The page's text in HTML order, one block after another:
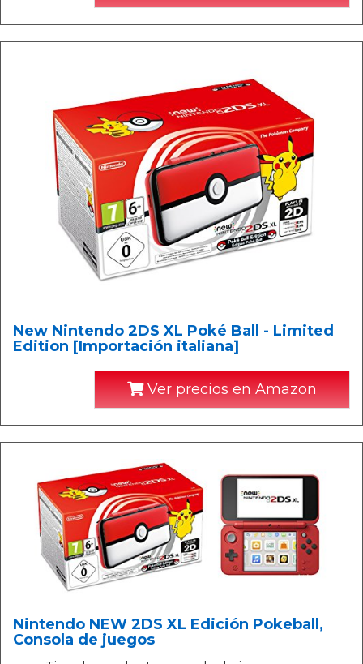
New Nintendo 2DS XL Poké Ball - Limited
Edition [Importación italiana]
Ver precios en Amazon
Nintendo NEW 2DS XL Edición Pokeball,
Consola de juegos